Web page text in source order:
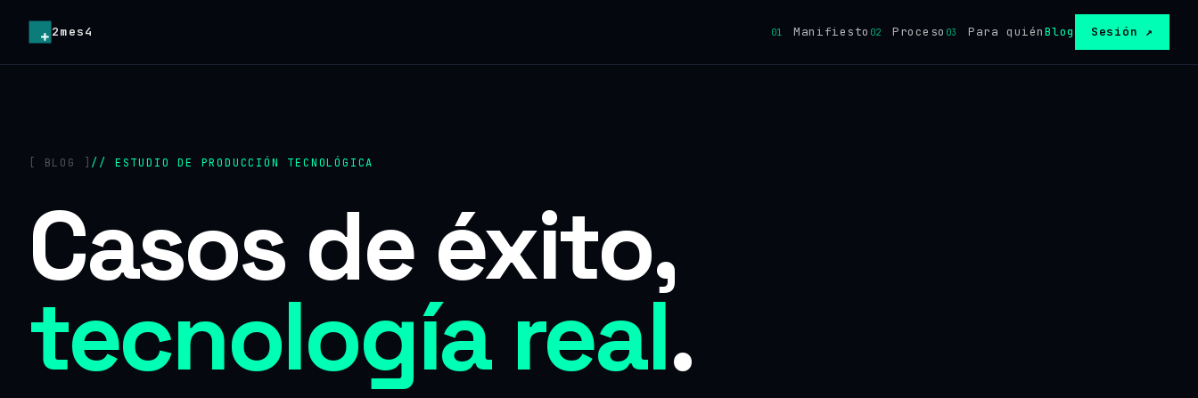
2mes4 01 Manifiesto 02 Proceso 03 Para quiénBlog Sesión ↗
[ BLOG ] // ESTUDIO DE PRODUCCIÓN TECNOLÓGICA
Casos de éxito,
tecnología real.